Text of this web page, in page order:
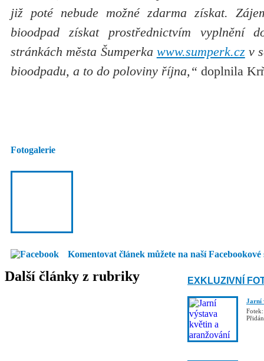
již poté nebude možné zdarma získat.
bioodpad získat prostřednictvím vyplnění
stránkách města Šumperka www.sumperk.czv
bioodpadu, a to do poloviny října,“ doplnila
Fotogalerie
Komentovat článek můžete na naší Facebookové
Další články z rubriky EXKLUZIVNÍ
Jarní